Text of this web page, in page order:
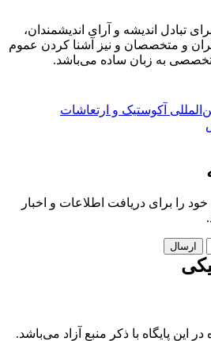
اندیشه و آرای اندیشمندان،
و متخصصان و نیز آشنا کردن عموم
به زبان ساده می‌باشد.
آکوستیک و ارتعاشات
را برای دريافت اطلاعات و اخبار
پایگاه با ذکر منبع آزاد می‌باشد.